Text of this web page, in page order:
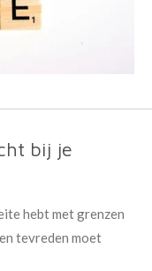
bij je
hebt met grenzen
tevreden moet